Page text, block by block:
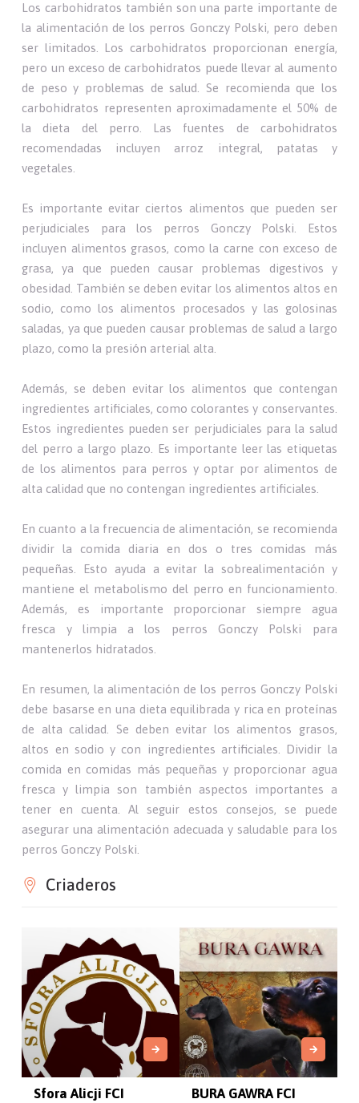
Los carbohidratos también son una parte importante de
la alimentación de los perros Gonczy Polski, pero deben
ser limitados. Los carbohidratos proporcionan energía,
pero un exceso de carbohidratos puede llevar al aumento
de peso y problemas de salud. Se recomienda que los
carbohidratos representen aproximadamente el 50% de
la dieta del perro. Las fuentes de carbohidratos
recomendadas incluyen arroz integral, patatas y
vegetales.
Es importante evitar ciertos alimentos que pueden ser
perjudiciales para los perros Gonczy Polski. Estos
incluyen alimentos grasos, como la carne con exceso de
grasa, ya que pueden causar problemas digestivos y
obesidad. También se deben evitar los alimentos altos en
sodio, como los alimentos procesados y las golosinas
saladas, ya que pueden causar problemas de salud a largo
plazo, como la presión arterial alta.
Además, se deben evitar los alimentos que contengan
ingredientes artificiales, como colorantes y conservantes.
Estos ingredientes pueden ser perjudiciales para la salud
del perro a largo plazo. Es importante leer las etiquetas
de los alimentos para perros y optar por alimentos de
alta calidad que no contengan ingredientes artificiales.
En cuanto a la frecuencia de alimentación, se recomienda
dividir la comida diaria en dos o tres comidas más
pequeñas. Esto ayuda a evitar la sobrealimentación y
mantiene el metabolismo del perro en funcionamiento.
Además, es importante proporcionar siempre agua
fresca y limpia a los perros Gonczy Polski para
mantenerlos hidratados.
En resumen, la alimentación de los perros Gonczy Polski
debe basarse en una dieta equilibrada y rica en proteínas
de alta calidad. Se deben evitar los alimentos grasos,
altos en sodio y con ingredientes artificiales. Dividir la
comida en comidas más pequeñas y proporcionar agua
fresca y limpia son también aspectos importantes a
tener en cuenta. Al seguir estos consejos, se puede
asegurar una alimentación adecuada y saludable para los
perros Gonczy Polski.
Criaderos
Sfora Alicji FCI BURA GAWRA FCI